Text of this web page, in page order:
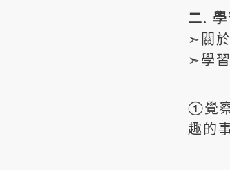
二.
➣關
➣學
①覺
趣的